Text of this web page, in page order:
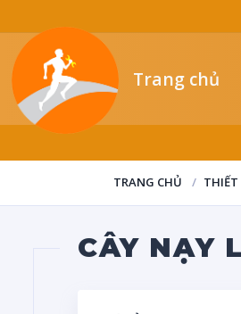
Trang chủ
TRANG CHỦ THIẾT
CÂY NẠY